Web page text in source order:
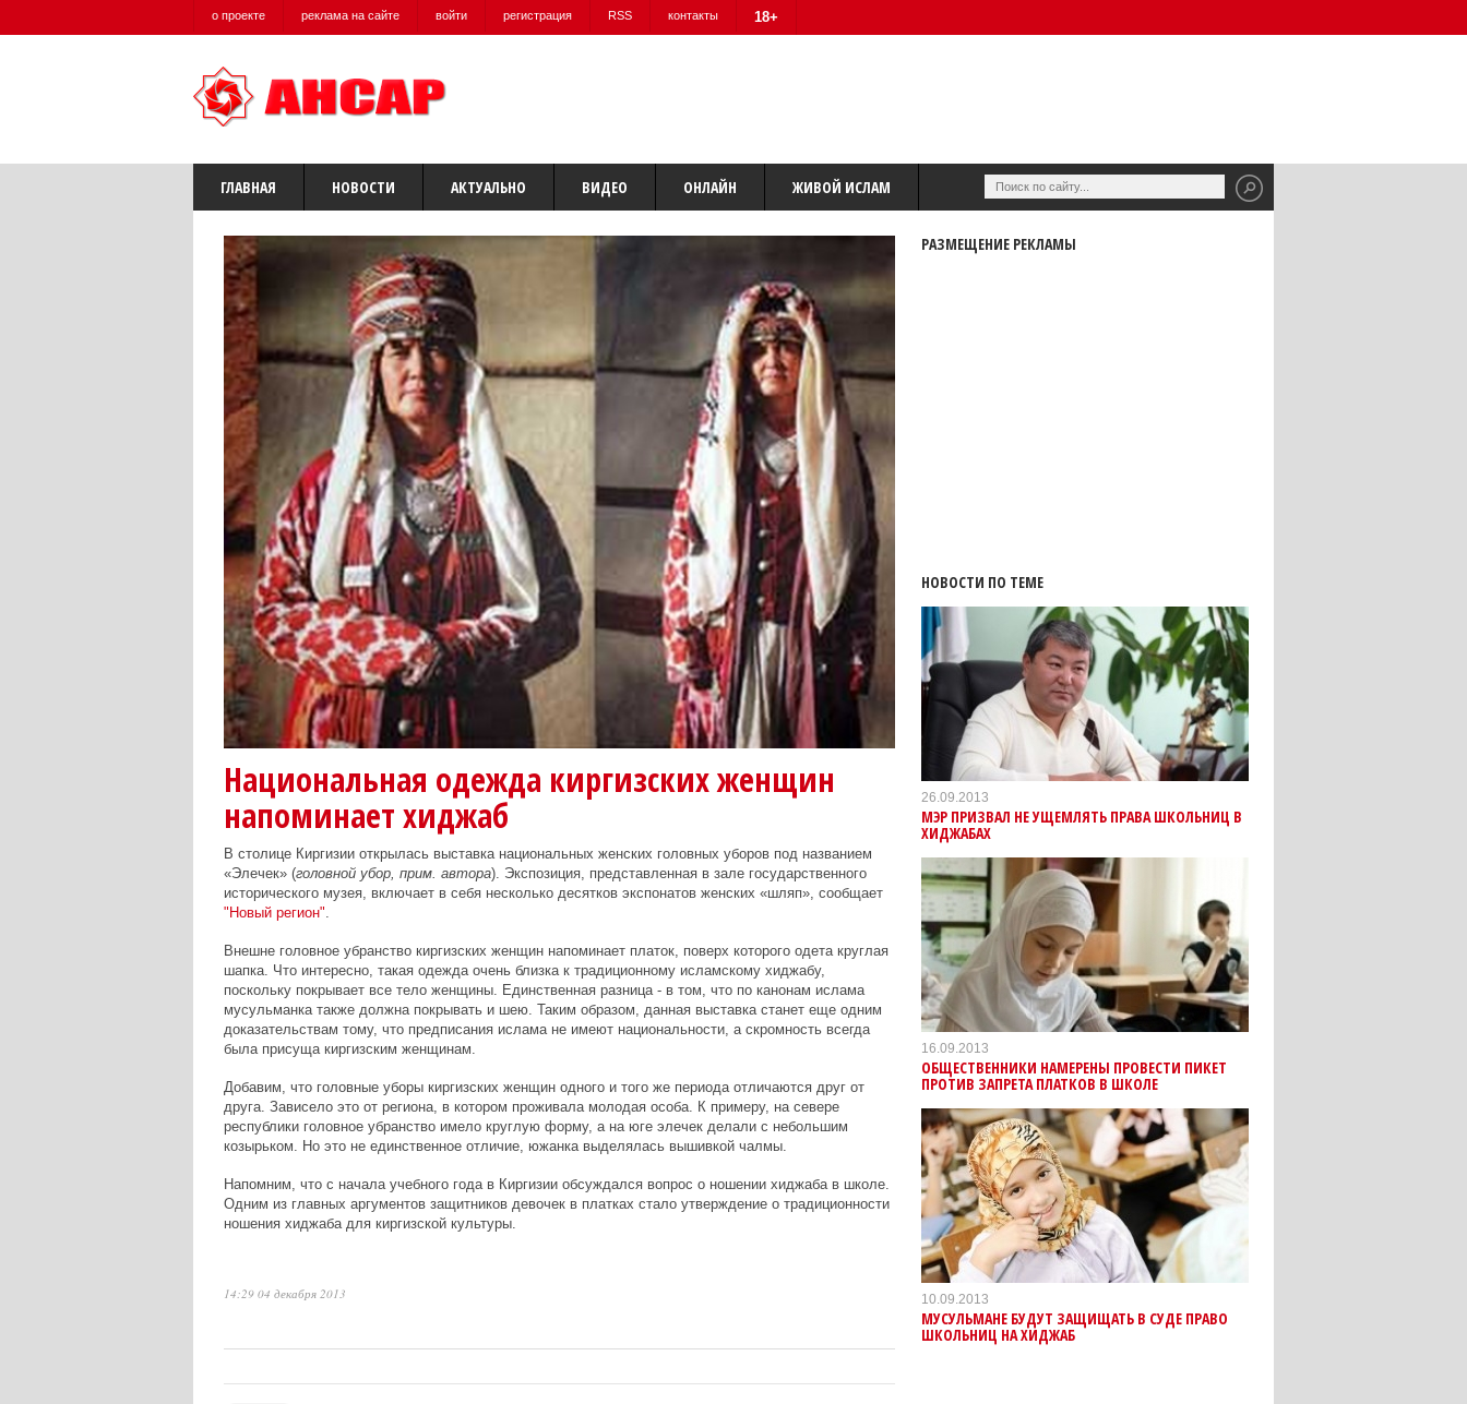
о проекте реклама на сайте войти регистрация RSS контакты 18+
ГЛАВНАЯ НОВОСТИ АКТУАЛЬНО ВИДЕО ОНЛАЙН ЖИВОЙ ИСЛАМ
Национальная одежда киргизских женщин
напоминает хиджаб
В столице Киргизии открылась выставка национальных женских головных уборов под названием
«Элечек» (головной убор, прим. автора). Экспозиция, представленная в зале государственного
исторического музея, включает в себя несколько десятков экспонатов женских «шляп», сообщает
"Новый регион"
Внешне головное убранство киргизских женщин напоминает платок, поверх которого одета круглая
шапка. Что интересно, такая одежда очень близка к традиционному исламскому хиджабу,
поскольку покрывает все тело женщины. Единственная разница - в том, что по канонам ислама
мусульманка также должна покрывать и шею. Таким образом, данная выставка станет еще одним
доказательствам тому, что предписания ислама не имеют национальности, а скромность всегда
была присуща киргизским женщинам.
Добавим, что головные уборы киргизских женщин одного и того же периода отличаются друг от
друга. Зависело это от региона, в котором проживала молодая особа. К примеру, на севере
республики головное убранство имело круглую форму, а на юге элечек делали с небольшим
козырьком. Но это не единственное отличие, южанка выделялась вышивкой чалмы.
Напомним, что с начала учебного года в Киргизии обсуждался вопрос о ношении хиджаба в школе.
Одним из главных аргументов защитников девочек в платках стало утверждение о традиционности
ношения хиджаба для киргизской культуры.
14:29 04 декабря 2013
РАЗМЕЩЕНИЕ РЕКЛАМЫ
НОВОСТИ ПО ТЕМЕ
26.09.2013
МЭР ПРИЗВАЛ НЕ УЩЕМЛЯТЬ ПРАВА ШКОЛЬНИЦ В
ХИДЖАБАХ
16.09.2013
ОБЩЕСТВЕННИКИ НАМЕРЕНЫ ПРОВЕСТИ ПИКЕТ
ПРОТИВ ЗАПРЕТА ПЛАТКОВ В ШКОЛЕ
10.09.2013
МУСУЛЬМАНЕ БУДУТ ЗАЩИЩАТЬ В СУДЕ ПРАВО
ШКОЛЬНИЦ НА ХИДЖАБ